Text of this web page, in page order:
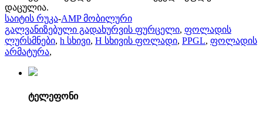
დაცულია.
საიტის რუკა-AMP მობილური
გალვანიზებული გადახურვის ფურცელი, ფოლადის
ლურსმნები, h სხივი, H სხივის ფოლადი, PPGL, ფოლადის
არმატურა,
ტელეფონი